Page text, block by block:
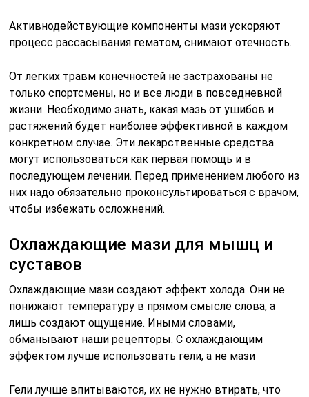
Активнодействующие компоненты мази ускоряют
процесс рассасывания гематом, снимают отечность.
От легких травм конечностей не застрахованы не
только спортсмены, но и все люди в повседневной
жизни. Необходимо знать, какая мазь от ушибов и
растяжений будет наиболее эффективной в каждом
конкретном случае. Эти лекарственные средства
могут использоваться как первая помощь и в
последующем лечении. Перед применением любого из
них надо обязательно проконсультироваться с врачом,
чтобы избежать осложнений.
Охлаждающие мази для мышц и
суставов
Охлаждающие мази создают эффект холода. Они не
понижают температуру в прямом смысле слова, а
лишь создают ощущение. Иными словами,
обманывают наши рецепторы. С охлаждающим
эффектом лучше использовать гели, а не мази
Гели лучше впитываются, их не нужно втирать, что